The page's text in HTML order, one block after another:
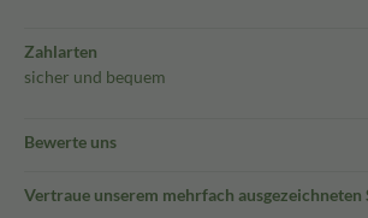
Zahlarten
sicher und bequem
Bewerte uns
Vertraue unserem mehrfach ausgezeichneten